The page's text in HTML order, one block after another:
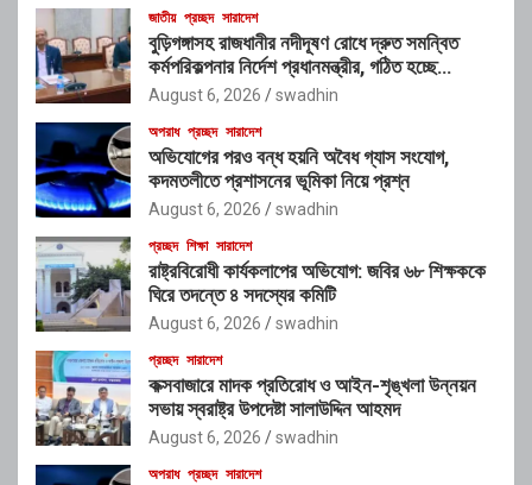
জাতীয় প্রচ্ছদ সারাদেশ
বুড়িগঙ্গাসহ রাজধানীর নদীদূষণ রোধে দ্রুত সমন্বিত
কর্মপরিকল্পনার নির্দেশ প্রধানমন্ত্রীর, গঠিত হচ্ছে
আন্তঃসংস্থা সমন্বয় কমিটি
August 6, 2026 swadhin
অপরাধ প্রচ্ছদ সারাদেশ
অভিযোগের পরও বন্ধ হয়নি অবৈধ গ্যাস সংযোগ,
কদমতলীতে প্রশাসনের ভূমিকা নিয়ে প্রশ্ন
August 6, 2026 swadhin
প্রচ্ছদ শিক্ষা সারাদেশ
রাষ্ট্রবিরোধী কার্যকলাপের অভিযোগ: জবির ৬৮ শিক্ষককে
ঘিরে তদন্তে ৪ সদস্যের কমিটি
August 6, 2026 swadhin
প্রচ্ছদ সারাদেশ
কক্সবাজারে মাদক প্রতিরোধ ও আইন-শৃঙ্খলা উন্নয়ন
সভায় স্বরাষ্ট্র উপদেষ্টা সালাউদ্দিন আহমদ
August 6, 2026 swadhin
অপরাধ প্রচ্ছদ সারাদেশ